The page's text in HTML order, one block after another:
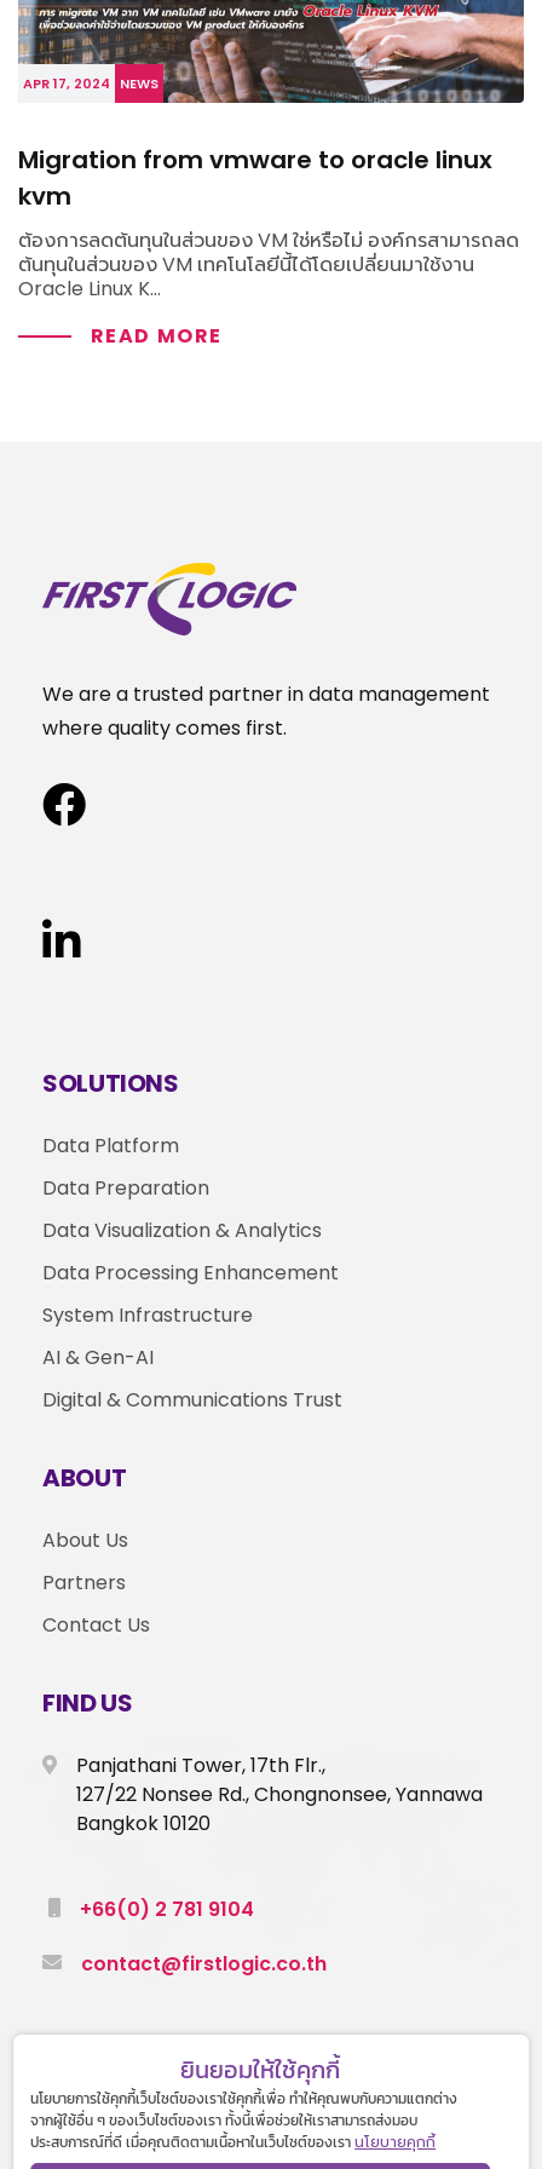
ยินยอมให้ใช้คุกกี้
นโยบายการใช้คุกกี้เว็บไซต์ของเราใช้คุกกี้เพื่อ ทำให้คุณพบกับความแตกต่าง
จากผู้ใช้อื่น ๆ ของเว็บไซต์ของเรา ทั้งนี้เพื่อช่วยให้เราสามารถส่งมอบ
ประสบการณ์ที่ดี เมื่อคุณติดตามเนื้อหาในเว็บไซต์ของเรานโยบายคุกกี้
APR 17, 2024 NEWS
Migration from vmware to oracle linux
kvm
ต้องการลดต้นทุนในส่วนของ VM ใช่หรือไม่ องค์กรสามารถลด
ต้นทุนในส่วนของ VM เทคโนโลยีนี้ได้โดยเปลี่ยนมาใช้งาน
Oracle Linux K...
READ MORE
We are a trusted partner in data management
where quality comes first.
SOLUTIONS
Data Platform
Data Preparation
Data Visualization & Analytics
Data Processing Enhancement
System Infrastructure
AI & Gen-AI
Digital & Communications Trust
ABOUT
About Us
Partners
Contact Us
FIND US
Panjathani Tower, 17th Flr.,
127/22 Nonsee Rd., Chongnonsee, Yannawa
Bangkok 10120
+66(0) 2 781 9104
contact@firstlogic.co.th
© 2022 First Logic Co.,Ltd. All rights reserved.